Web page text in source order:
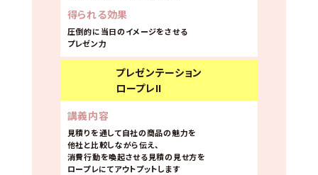
得られる効果
圧倒的に当日のイメージをさせる
プレゼン力
プレゼンテーション
ロープレII
講義内容
見積りを通して自社の商品の魅力を
他社と比較しながら伝え、
消費行動を喚起させる見積の見せ方を
ロープレにてアウトプットします